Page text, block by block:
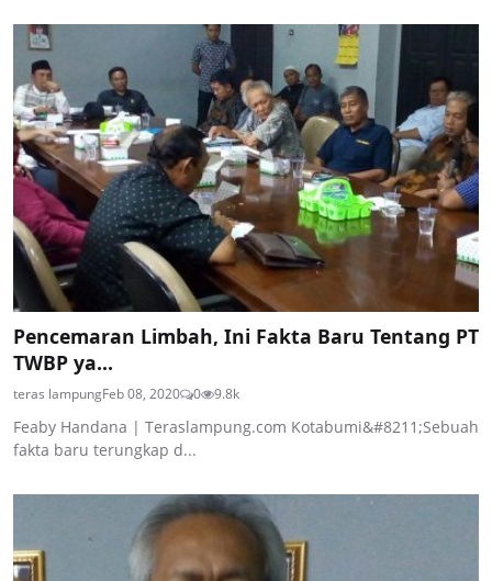
Pencemaran Limbah, Ini Fakta Baru Tentang PT
TWBP ya...
teras lampungFeb 08, 2020 0 9.8k
Feaby Handana | Teraslampung.com Kotabumi&#8211;Sebuah
fakta baru terungkap d...